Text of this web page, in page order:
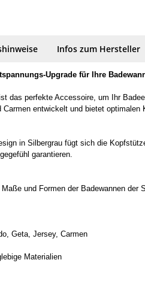
Infos zum Hersteller
Upgrade für Ihre
das perfekte Accessoire, um Ihr
entwickelt und bietet optimalen
in Silbergrau fügt sich die
garantieren.
und Formen der Badewannen
Geta, Jersey, Carmen
Materialien